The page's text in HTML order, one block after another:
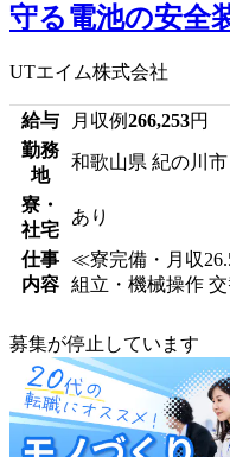
守る電池の安全
UTエイム株式会社
給与 月収例266,253円
勤務
地
和歌山県 紀の川市
寮・
社宅
あり
仕事
内容
≪寮完備・月収
組立・機械操作 交
募集が停止しています